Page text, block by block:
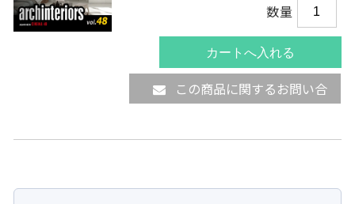
数量
この商品に関するお問い合